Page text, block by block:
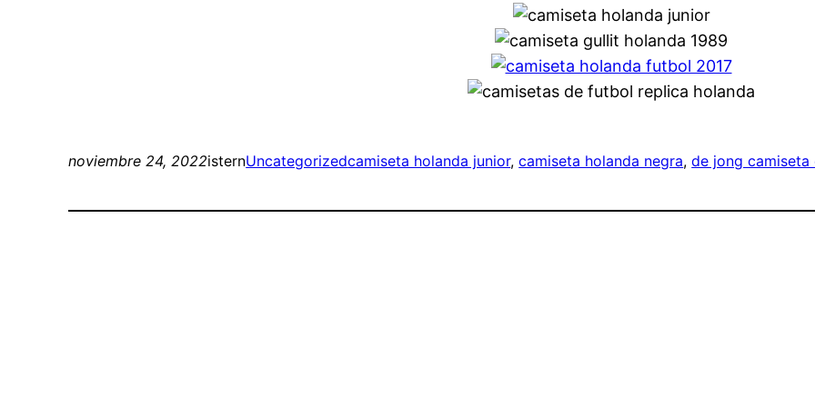
noviembre 24, 2022isternUncategorizedcamiseta holanda junior, camiseta holanda negra, de jong camiseta